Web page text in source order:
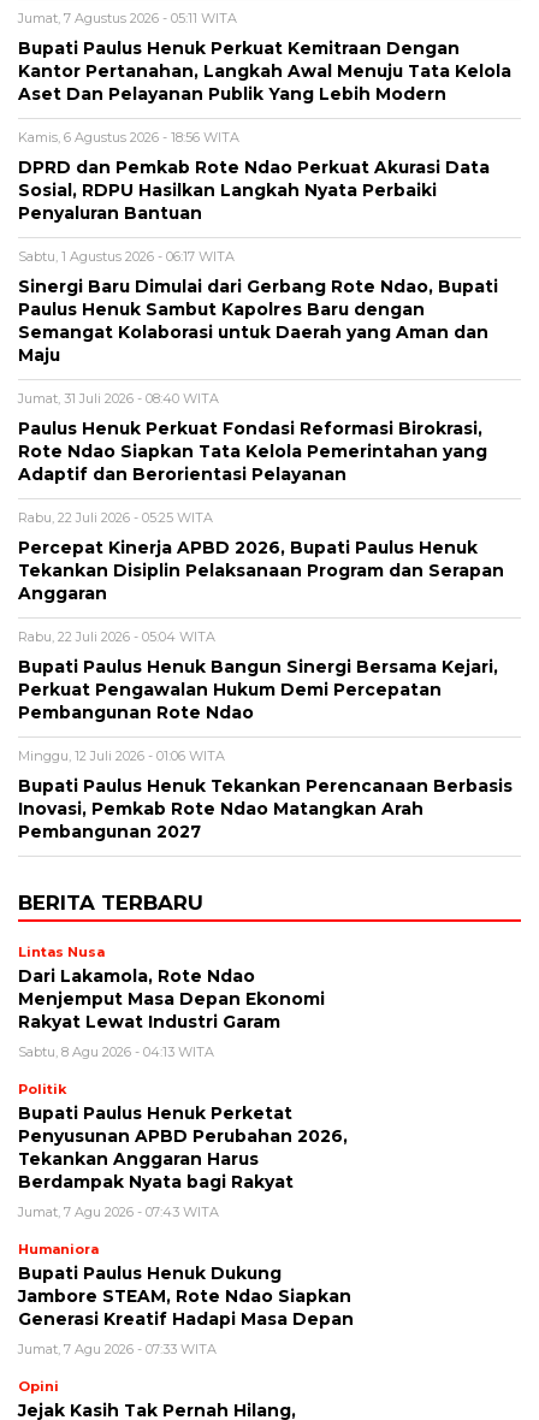
Jumat, 7 Agustus 2026 - 05:11 WITA
Bupati Paulus Henuk Perkuat Kemitraan Dengan
Kantor Pertanahan, Langkah Awal Menuju Tata Kelola
Aset Dan Pelayanan Publik Yang Lebih Modern
Kamis, 6 Agustus 2026 - 18:56 WITA
DPRD dan Pemkab Rote Ndao Perkuat Akurasi Data
Sosial, RDPU Hasilkan Langkah Nyata Perbaiki
Penyaluran Bantuan
Sabtu, 1 Agustus 2026 - 06:17 WITA
Sinergi Baru Dimulai dari Gerbang Rote Ndao, Bupati
Paulus Henuk Sambut Kapolres Baru dengan
Semangat Kolaborasi untuk Daerah yang Aman dan
Maju
Jumat, 31 Juli 2026 - 08:40 WITA
Paulus Henuk Perkuat Fondasi Reformasi Birokrasi,
Rote Ndao Siapkan Tata Kelola Pemerintahan yang
Adaptif dan Berorientasi Pelayanan
Rabu, 22 Juli 2026 - 05:25 WITA
Percepat Kinerja APBD 2026, Bupati Paulus Henuk
Tekankan Disiplin Pelaksanaan Program dan Serapan
Anggaran
Rabu, 22 Juli 2026 - 05:04 WITA
Bupati Paulus Henuk Bangun Sinergi Bersama Kejari,
Perkuat Pengawalan Hukum Demi Percepatan
Pembangunan Rote Ndao
Minggu, 12 Juli 2026 - 01:06 WITA
Bupati Paulus Henuk Tekankan Perencanaan Berbasis
Inovasi, Pemkab Rote Ndao Matangkan Arah
Pembangunan 2027
BERITA TERBARU
Lintas Nusa
Dari Lakamola, Rote Ndao
Menjemput Masa Depan Ekonomi
Rakyat Lewat Industri Garam
Sabtu, 8 Agu 2026 - 04:13 WITA
Politik
Bupati Paulus Henuk Perketat
Penyusunan APBD Perubahan 2026,
Tekankan Anggaran Harus
Berdampak Nyata bagi Rakyat
Jumat, 7 Agu 2026 - 07:43 WITA
Humaniora
Bupati Paulus Henuk Dukung
Jambore STEAM, Rote Ndao Siapkan
Generasi Kreatif Hadapi Masa Depan
Jumat, 7 Agu 2026 - 07:33 WITA
Opini
Jejak Kasih Tak Pernah Hilang,